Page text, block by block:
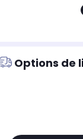
Options de